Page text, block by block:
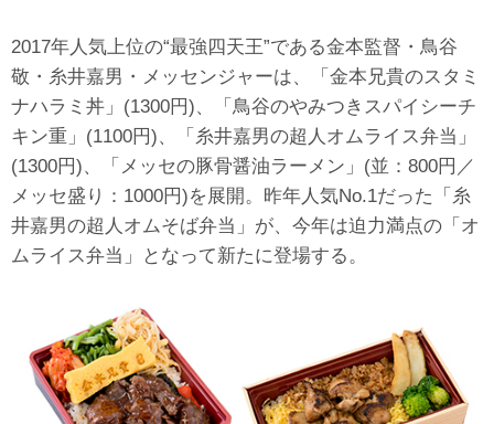
2017年人気上位の“最強四天王”である金本監督・鳥谷
敬・糸井嘉男・メッセンジャーは、「金本兄貴のスタミ
ナハラミ丼」(1300円)、「鳥谷のやみつきスパイシーチ
キン重」(1100円)、「糸井嘉男の超人オムライス弁当」
(1300円)、「メッセの豚骨醤油ラーメン」(並：800円／
メッセ盛り：1000円)を展開。昨年人気No.1だった「糸
井嘉男の超人オムそば弁当」が、今年は迫力満点の「オ
ムライス弁当」となって新たに登場する。